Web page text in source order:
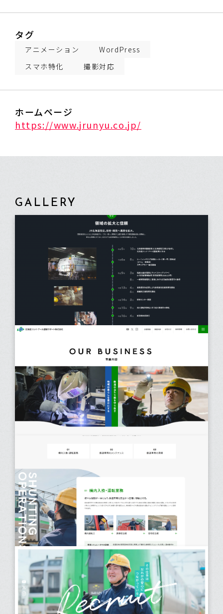
タグ
アニメーション
WordPress
スマホ特化
撮影対応
ホームページ
https://www.jrunyu.co.jp/
GALLERY